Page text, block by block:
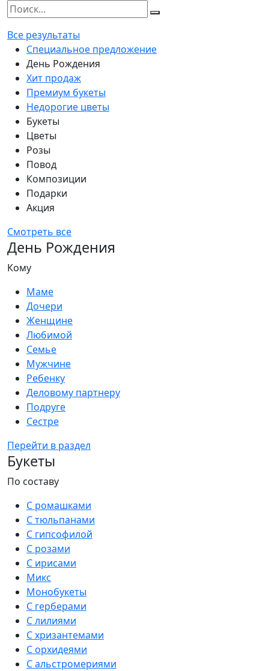
Все результаты
Специальное предложение
День Рождения
Хит продаж
Премиум букеты
Недорогие цветы
Букеты
Цветы
Розы
Повод
Композиции
Подарки
Акция
Смотреть все
День Рождения
Кому
Маме
Дочери
Женщине
Любимой
Семье
Мужчине
Ребенку
Деловому партнеру
Подруге
Сестре
Перейти в раздел
Букеты
По составу
С ромашками
С тюльпанами
С гипсофилой
С розами
С ирисами
Микс
Монобукеты
С герберами
С лилиями
С хризантемами
С орхидеями
С альстромериями